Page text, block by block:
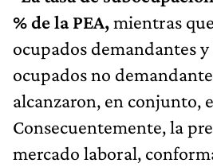
% de la PEA,mientras
ocupados demandantes
ocupados no
alcanzaron, en conjunto,
Consecuentemente, la
mercado laboral,